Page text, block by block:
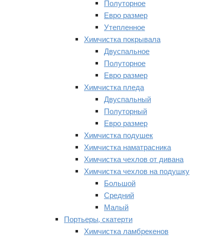
Полуторное
Евро размер
Утепленное
Химчистка покрывала
Двуспальное
Полуторное
Евро размер
Химчистка пледа
Двуспальный
Полуторный
Евро размер
Химчистка подушек
Химчистка наматрасника
Химчистка чехлов от дивана
Химчистка чехлов на подушку
Большой
Средний
Малый
Портьеры, скатерти
Химчистка ламбрекенов